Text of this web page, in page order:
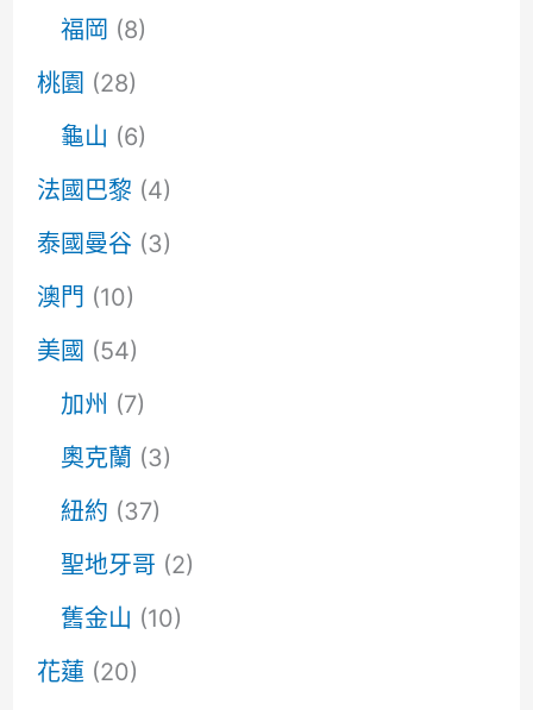
福岡 (8)
桃園 (28)
龜山 (6)
法國巴黎 (4)
泰國曼谷 (3)
澳門 (10)
美國 (54)
加州 (7)
奧克蘭 (3)
紐約 (37)
聖地牙哥 (2)
舊金山 (10)
花蓮 (20)